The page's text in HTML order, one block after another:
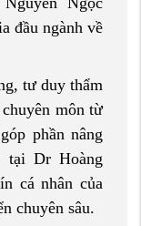
đầu ngành về
tư duy thẩm
môn từ
phần nâng
tại Dr Hoàng
cá nhân của
chuyên sâu.